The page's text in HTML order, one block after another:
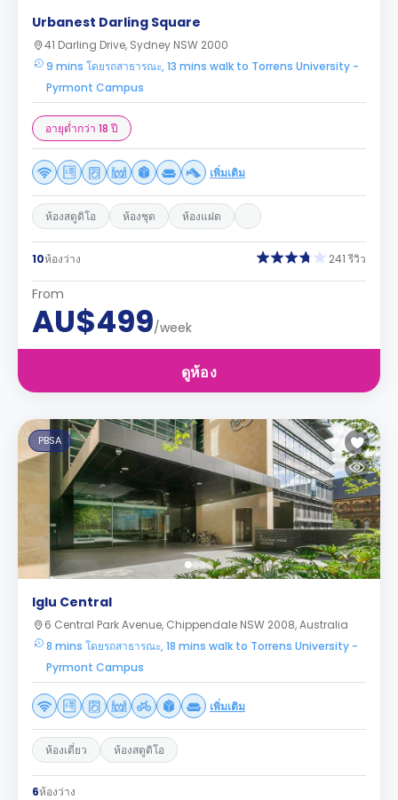
Urbanest Darling Square
41 Darling Drive, Sydney NSW 2000
9 mins โดยรถสาธารณะ, 13 mins walk to Torrens University -
Pyrmont Campus
อายุต่ำกว่า 18 ปี
เพิ่มเติม
ห้องสตูดิโอ ห้องชุด ห้องแฝด
10ห้องว่าง 241 รีวิว
From
AU$499/week
ดูห้อง
PBSA
Iglu Central
6 Central Park Avenue, Chippendale NSW 2008, Australia
8 mins โดยรถสาธารณะ, 18 mins walk to Torrens University -
Pyrmont Campus
เพิ่มเติม
ห้องเดี่ยว ห้องสตูดิโอ
6ห้องว่าง